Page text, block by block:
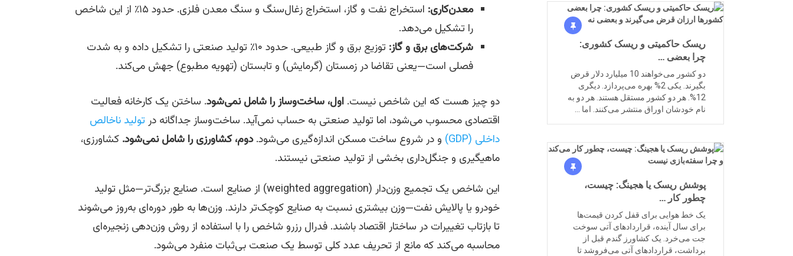
معدن‌کاری:
استخراج نفت و گاز، استخراج زغال‌سنگ و سنگ معدن فلزی. حدود ۱۵٪ از این شاخص
را تشکیل می‌دهد.
شرکت‌های برق و گاز:
توزیع برق و گاز طبیعی. حدود ۱۰٪ تولید صنعتی را تشکیل داده و به شدت
فصلی است—یعنی تقاضا در زمستان (گرمایش) و تابستان (تهویه مطبوع) جهش می‌کند.
دو چیز هست که این شاخص نیست.اول، ساخت‌وساز را شامل نمی‌شود. ساختن یک کارخانه فعالیت
اقتصادی محسوب می‌شود، اما تولید صنعتی به حساب نمی‌آید. ساخت‌وساز جداگانه در تولید ناخالص
داخلی (GDP)
و در شروع ساخت مسکن اندازه‌گیری می‌شود.دوم، کشاورزی را شامل نمی‌شود. کشاورزی،
ماهیگیری و جنگل‌داری بخشی از تولید صنعتی نیستند.
این شاخص یک تجمیع وزن‌دار (weighted aggregation) از صنایع است. صنایع بزرگ‌تر—مثل تولید
خودرو یا پالایش نفت—وزن بیشتری نسبت به صنایع کوچک‌تر دارند. وزن‌ها به طور دوره‌ای به‌روز می‌شوند
تا بازتاب تغییرات در ساختار اقتصاد باشند. فدرال رزرو شاخص را با استفاده از روش وزن‌دهی زنجیره‌ای
محاسبه می‌کند که مانع از تحریف عدد کلی توسط یک صنعت بی‌ثبات منفرد می‌شود.
ریسک حاکمیتی و ریسک کشوری:
چرا بعضی …
دو کشور می‌خواهند 10 میلیارد دلار قرض
بگیرند. یکی 2% بهره می‌پردازد. دیگری
12%. هر دو کشور مستقل هستند. هر دو به
نام خودشان اوراق منتشر می‌کنند. اما …
پوشش ریسک یا هجینگ: چیست،
چطور کار …
یک خط هوایی برای قفل کردن قیمت‌ها
برای سال آینده، قراردادهای آتی سوخت
جت می‌خرد. یک کشاورز گندم قبل از
برداشت، قراردادهای آتی می‌فروشد تا